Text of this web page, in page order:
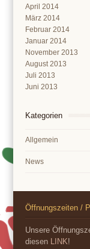
April 2014
März 2014
Februar 2014
Januar 2014
November 2013
August 2013
Juli 2013
Juni 2013
Kategorien
Allgemein
News
Öffnungszeiten /
Unsere
diesen LINK!